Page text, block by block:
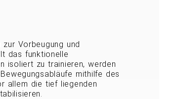
Vorbeugung und
das funktionelle
isoliert zu trainieren, werden
mithilfe des
allem die tief liegenden